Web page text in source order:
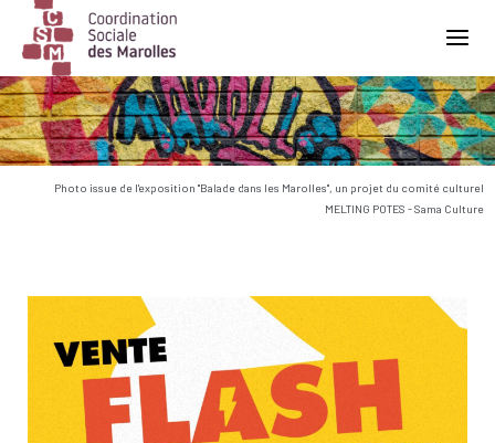
Main Navigation
Photo issue de l'exposition "Balade dans les Marolles", un projet du comité culturel
MELTING POTES - Sama Culture